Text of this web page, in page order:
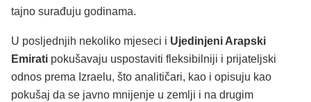
tajno surađuju godinama.
U posljednjih nekoliko mjeseci i Ujedinjeni Arapski
Emirati pokušavaju uspostaviti fleksibilniji i prijateljski
odnos prema Izraelu, što analitičari, kao i opisuju kao
pokušaj da se javno mnijenje u zemlji i na drugim